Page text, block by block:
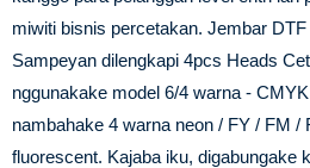
miwiti bisnis percetakan. Jembar
Sampeyan dilengkapi 4pcs Heads
nggunakake model 6/4 warna -
nambahake 4 warna neon / FY / FM /
fluorescent. Kajaba iku, digabungake